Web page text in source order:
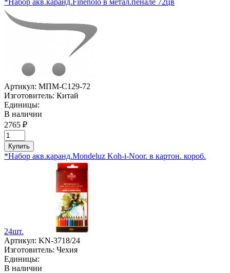
Артикул: МПМ-C129-72
Изготовитель: Китай
Единицы:
В наличии
2765 ₽
Купить
*Набор акв.каранд.Mondeluz Koh-i-Noor. в картон. короб.
24шт.
Артикул: KN-3718/24
Изготовитель: Чехия
Единицы:
В наличии